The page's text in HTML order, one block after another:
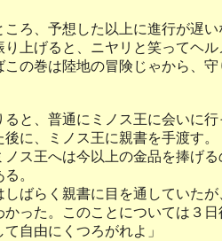
ろ、予想した以上に進行が遅い
上げると、ニヤリと笑ってヘル
の巻は陸地の冒険じゃから、
と、普通にミノス王に会いに
に、ミノス王に親書を手渡す。
ス王へは今以上の金品を捧げ
。
ばらく親書に目を通していた
った。このことについては３
自由にくつろがれよ」